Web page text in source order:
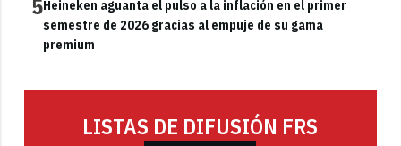
5Heineken aguanta el pulso a la inflación en el primer
semestre de 2026 gracias al empuje de su gama
premium
LISTAS DE DIFUSIÓN FRS